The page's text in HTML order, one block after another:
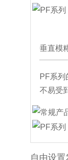
垂直模
PF系列
不易受
自由设